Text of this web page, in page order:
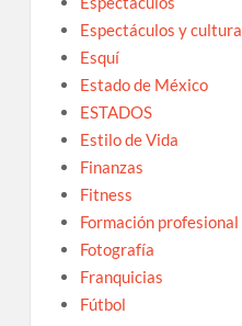
Espectáculos y cultura
Esquí
Estado de México
ESTADOS
Estilo de Vida
Finanzas
Fitness
Formación profesional
Fotografía
Franquicias
Fútbol